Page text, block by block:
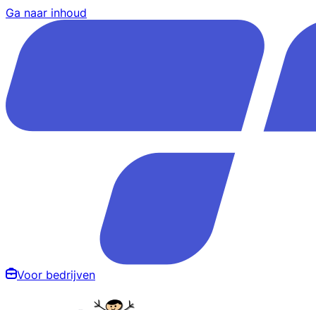
Ga naar inhoud
Voor bedrijven